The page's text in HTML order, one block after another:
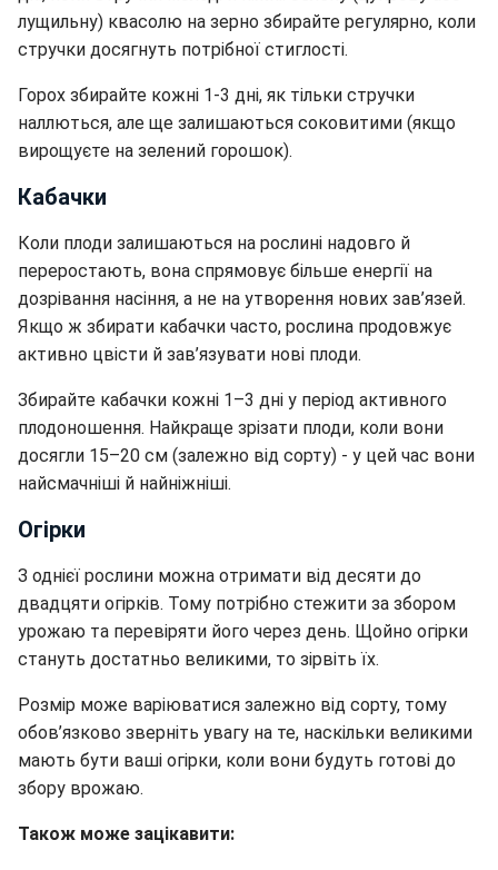
лущильну) квасолю на зерно збирайте регулярно, коли
стручки досягнуть потрібної стиглості.
Горох збирайте кожні 1-3 дні, як тільки стручки
наллються, але ще залишаються соковитими (якщо
вирощуєте на зелений горошок).
Кабачки
Коли плоди залишаються на рослині надовго й
переростають, вона спрямовує більше енергії на
дозрівання насіння, а не на утворення нових зав’язей.
Якщо ж збирати кабачки часто, рослина продовжує
активно цвісти й зав’язувати нові плоди.
Збирайте кабачки кожні 1–3 дні у період активного
плодоношення. Найкраще зрізати плоди, коли вони
досягли 15–20 см (залежно від сорту) - у цей час вони
найсмачніші й найніжніші.
Огірки
З однієї рослини можна отримати від десяти до
двадцяти огірків. Тому потрібно стежити за збором
урожаю та перевіряти його через день. Щойно огірки
стануть достатньо великими, то зірвіть їх.
Розмір може варіюватися залежно від сорту, тому
обов’язково зверніть увагу на те, наскільки великими
мають бути ваші огірки, коли вони будуть готові до
збору врожаю.
Також може зацікавити: